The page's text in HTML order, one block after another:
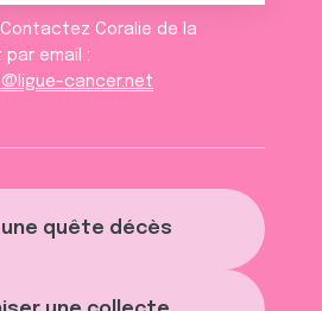
quête décès
Contactez Coralie de la
email :
cancer.net